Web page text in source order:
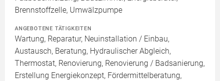
Brennstoffzelle, Umwälzpumpe
ANGEBOTENE TÄTIGKEITEN
Wartung, Reparatur, Neuinstallation / Einbau,
Austausch, Beratung, Hydraulischer Abgleich,
Thermostat, Renovierung, Renovierung / Badsanierung,
Erstellung Energiekonzept, Fördermittelberatung,